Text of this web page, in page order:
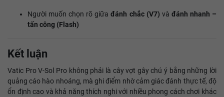
Người muốn chọn rõ giữađánh chắc (V7) và đánh nhanh –
tấn công (Flash)
Kết luận
Vatic Pro V-Sol Pro không phải là cây vợt gây chú ý bằng những lời
quảng cáo hào nhoáng, mà ghi điểm nhờ cảm giác đánh thực tế, độ
ổn định cao và khả năng thích nghi với nhiều phong cách chơi khác